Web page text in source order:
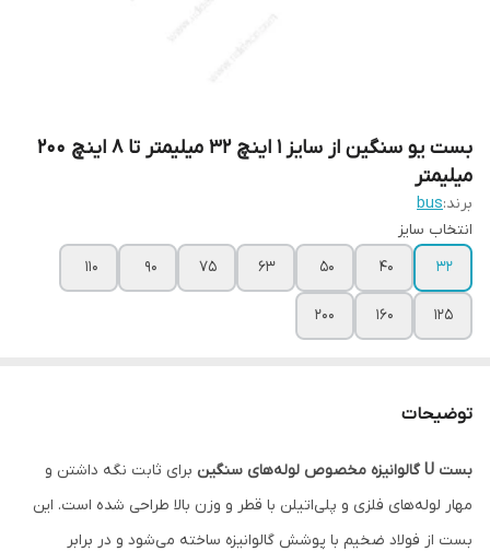
بست یو سنگین از سایز 1 اینچ 32 میلیمتر تا 8 اینچ 200
میلیمتر
برند:bus
انتخاب سایز
32
40
50
63
75
90
110
125
160
200
توضیحات
بست U گالوانیزه مخصوص لوله‌های سنگین
برای ثابت نگه داشتن و
مهار لوله‌های فلزی و پلی‌اتیلن با قطر و وزن بالا طراحی شده است. این
بست از فولاد ضخیم با پوشش گالوانیزه ساخته می‌شود و در برابر